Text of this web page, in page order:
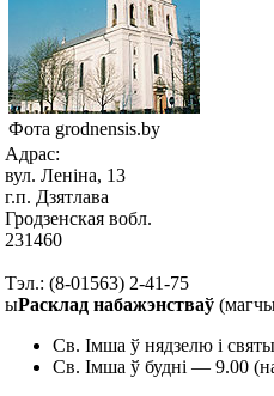
Фота grodnensis.by
Адрас:
вул. Леніна, 13
г.п. Дзятлава
Гродзенская вобл.
231460
Тэл.: (8-01563) 2-41-75
ыРасклад набажэнстваў
Св. Імша ў нядзелю і
Св. Імша ў будні — 9.00